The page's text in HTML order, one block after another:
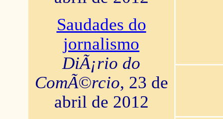
Saudades do
jornalismo
DiÃ¡rio do
ComÃ©rcio, 23 de
abril de 2012